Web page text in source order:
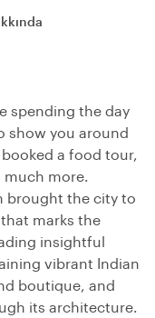
spending the day
show you around
a food tour,
more.
brought the city to
marks the
insightful
vibrant Indian
boutique, and
its architecture.